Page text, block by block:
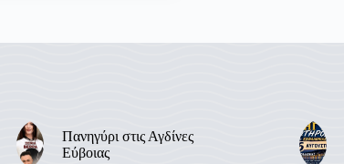
Πανηγύρι στις Αγδίνες
Εύβοιας